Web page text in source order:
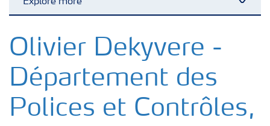
Actualités Tertre
Information Tertre
Informations riverains
Olivier Dekyvere -
Département des
Polices et Contrôles,